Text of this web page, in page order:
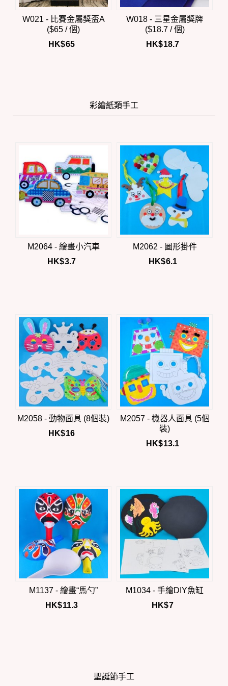
W021 - 比賽金屬獎盃A
($65 / 個)
HK$65
W018 - 三星金屬獎牌
($18.7 / 個)
HK$18.7
彩繪紙類手工
M2064 - 繪畫小汽車
HK$3.7
M2062 - 圖形掛件
HK$6.1
M2058 - 動物面具 (8個裝)
HK$16
M2057 - 機器人面具 (5個
裝)
HK$13.1
M1137 - 繪畫“馬勺”
HK$11.3
M1034 - 手繪DIY魚缸
HK$7
聖誕節手工